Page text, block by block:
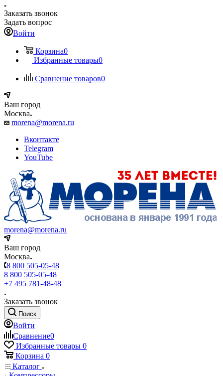
Заказать звонок
Задать вопрос
Войти
Корзина0
Избранные товары0
Сравнение товаров0
Ваш город
Москва
morena@morena.ru
Вконтакте
Telegram
YouTube
morena@morena.ru
Ваш город
Москва
8 800 505-05-48
8 800 505-05-48
+7 495 781-48-48
Заказать звонок
Поиск
Войти
Сравнение0
Избранные товары 0
Корзина 0
Каталог